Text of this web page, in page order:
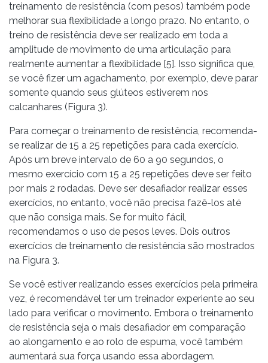
treinamento de resistência (com pesos) também pode
melhorar sua flexibilidade a longo prazo. No entanto, o
treino de resistência deve ser realizado em toda a
amplitude de movimento de uma articulação para
realmente aumentar a flexibilidade [5]. Isso significa que,
se você fizer um agachamento, por exemplo, deve parar
somente quando seus glúteos estiverem nos
calcanhares (Figura 3).
Para começar o treinamento de resistência, recomenda-
se realizar de 15 a 25 repetições para cada exercício.
Após um breve intervalo de 60 a 90 segundos, o
mesmo exercício com 15 a 25 repetições deve ser feito
por mais 2 rodadas. Deve ser desafiador realizar esses
exercícios, no entanto, você não precisa fazê-los até
que não consiga mais. Se for muito fácil,
recomendamos o uso de pesos leves. Dois outros
exercícios de treinamento de resistência são mostrados
na Figura 3.
Se você estiver realizando esses exercícios pela primeira
vez, é recomendável ter um treinador experiente ao seu
lado para verificar o movimento. Embora o treinamento
de resistência seja o mais desafiador em comparação
ao alongamento e ao rolo de espuma, você também
aumentará sua força usando essa abordagem.